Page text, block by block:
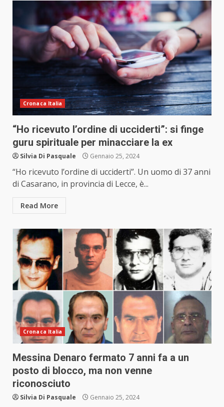
Cronaca Italia
“Ho ricevuto l’ordine di ucciderti”: si finge
guru spirituale per minacciare la ex
Silvia Di Pasquale Gennaio 25, 2024
“Ho ricevuto l’ordine di ucciderti”. Un uomo di 37 anni
di Casarano, in provincia di Lecce, è...
Read More
Cronaca Italia
Messina Denaro fermato 7 anni fa a un
posto di blocco, ma non venne
riconosciuto
Silvia Di Pasquale Gennaio 25, 2024